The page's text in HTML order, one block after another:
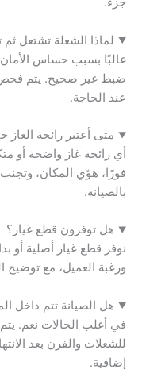
لماذا الشعلة تشتعل
غالبًا بسبب حساس الأمان
ضبط غير صحيح. يتم فحص
عند الحاجة.
متى أعتبر رائحة الغاز
أي رائحة غاز واضحة أو
فورًا، هوّي المكان،
بالصيانة.
هل توفرون قطع غيار؟
نوفر قطع غيار أصلية أو
ورغبة العميل، مع توضيح
هل الصيانة تتم داخل
في أغلب الحالات نعم.
للشعلات والفرن بعد
إضافية.